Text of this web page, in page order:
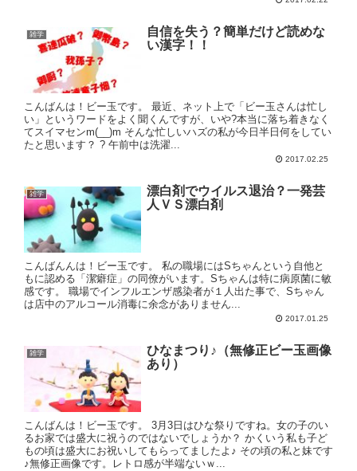
雑学
自信を失う？簡単だけど読めな
い漢字！！
こんばんは！ビー玉です。 最近、ネット上で「ビー玉さんは忙し
い」というワードをよく聞くんですが、いや?本当に落ち着きなく
てスイマセンm(__)m そんな忙しいハズの私が今日半日何をしてい
たと思います？ ? 午前中は洗濯...
2017.02.25
雑学
漂白剤でウイルス退治？一発芸
人ＶＳ漂白剤
こんばんんは！ビー玉です。 私の職場にはSちゃんという自他と
もに認める「潔癖症」の同僚がいます。Sちゃんは特に病原菌に敏
感です。 職場でインフルエンザ感染者が１人出た事で、Sちゃん
は店中のアルコール消毒に余念がありません...
2017.01.25
雑学
ひなまつり♪（無修正ビー玉画像
あり）
こんばんは！ビー玉です。 3月3日はひな祭りですね。女の子のい
るお家では盛大に祝うのではないでしょうか？ かくいう私も子ど
もの頃は盛大にお祝いしてもらってましたよ♪ その頃の私と妹です
♪無修正画像です。レトロ感が半端ないｗ...